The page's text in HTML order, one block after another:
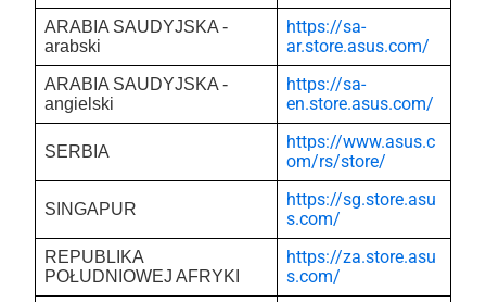
ARABIA SAUDYJSKA -
arabski
https://sa-
ar.store.asus.com/
ARABIA SAUDYJSKA -
angielski
https://sa-
en.store.asus.com/
SERBIA
https://www.asus.c
om/rs/store/
SINGAPUR
https://sg.store.asu
s.com/
REPUBLIKA
POŁUDNIOWEJ AFRYKI
https://za.store.asu
s.com/